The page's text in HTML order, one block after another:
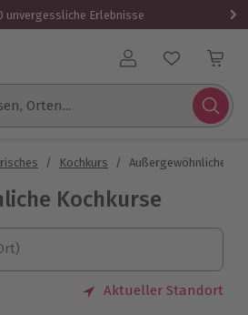
unvergessliche Erlebnisse
Benutzerkonto
Orten...
/ Kochkurs / Außergewöhnliche
Kochkurse
Aktueller Standort